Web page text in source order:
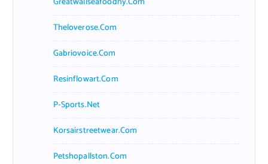
Theloverose.com
Gabriovoice.com
Resinflowart.com
P-Sports.net
Korsairstreetwear.com
Petshopallston.com